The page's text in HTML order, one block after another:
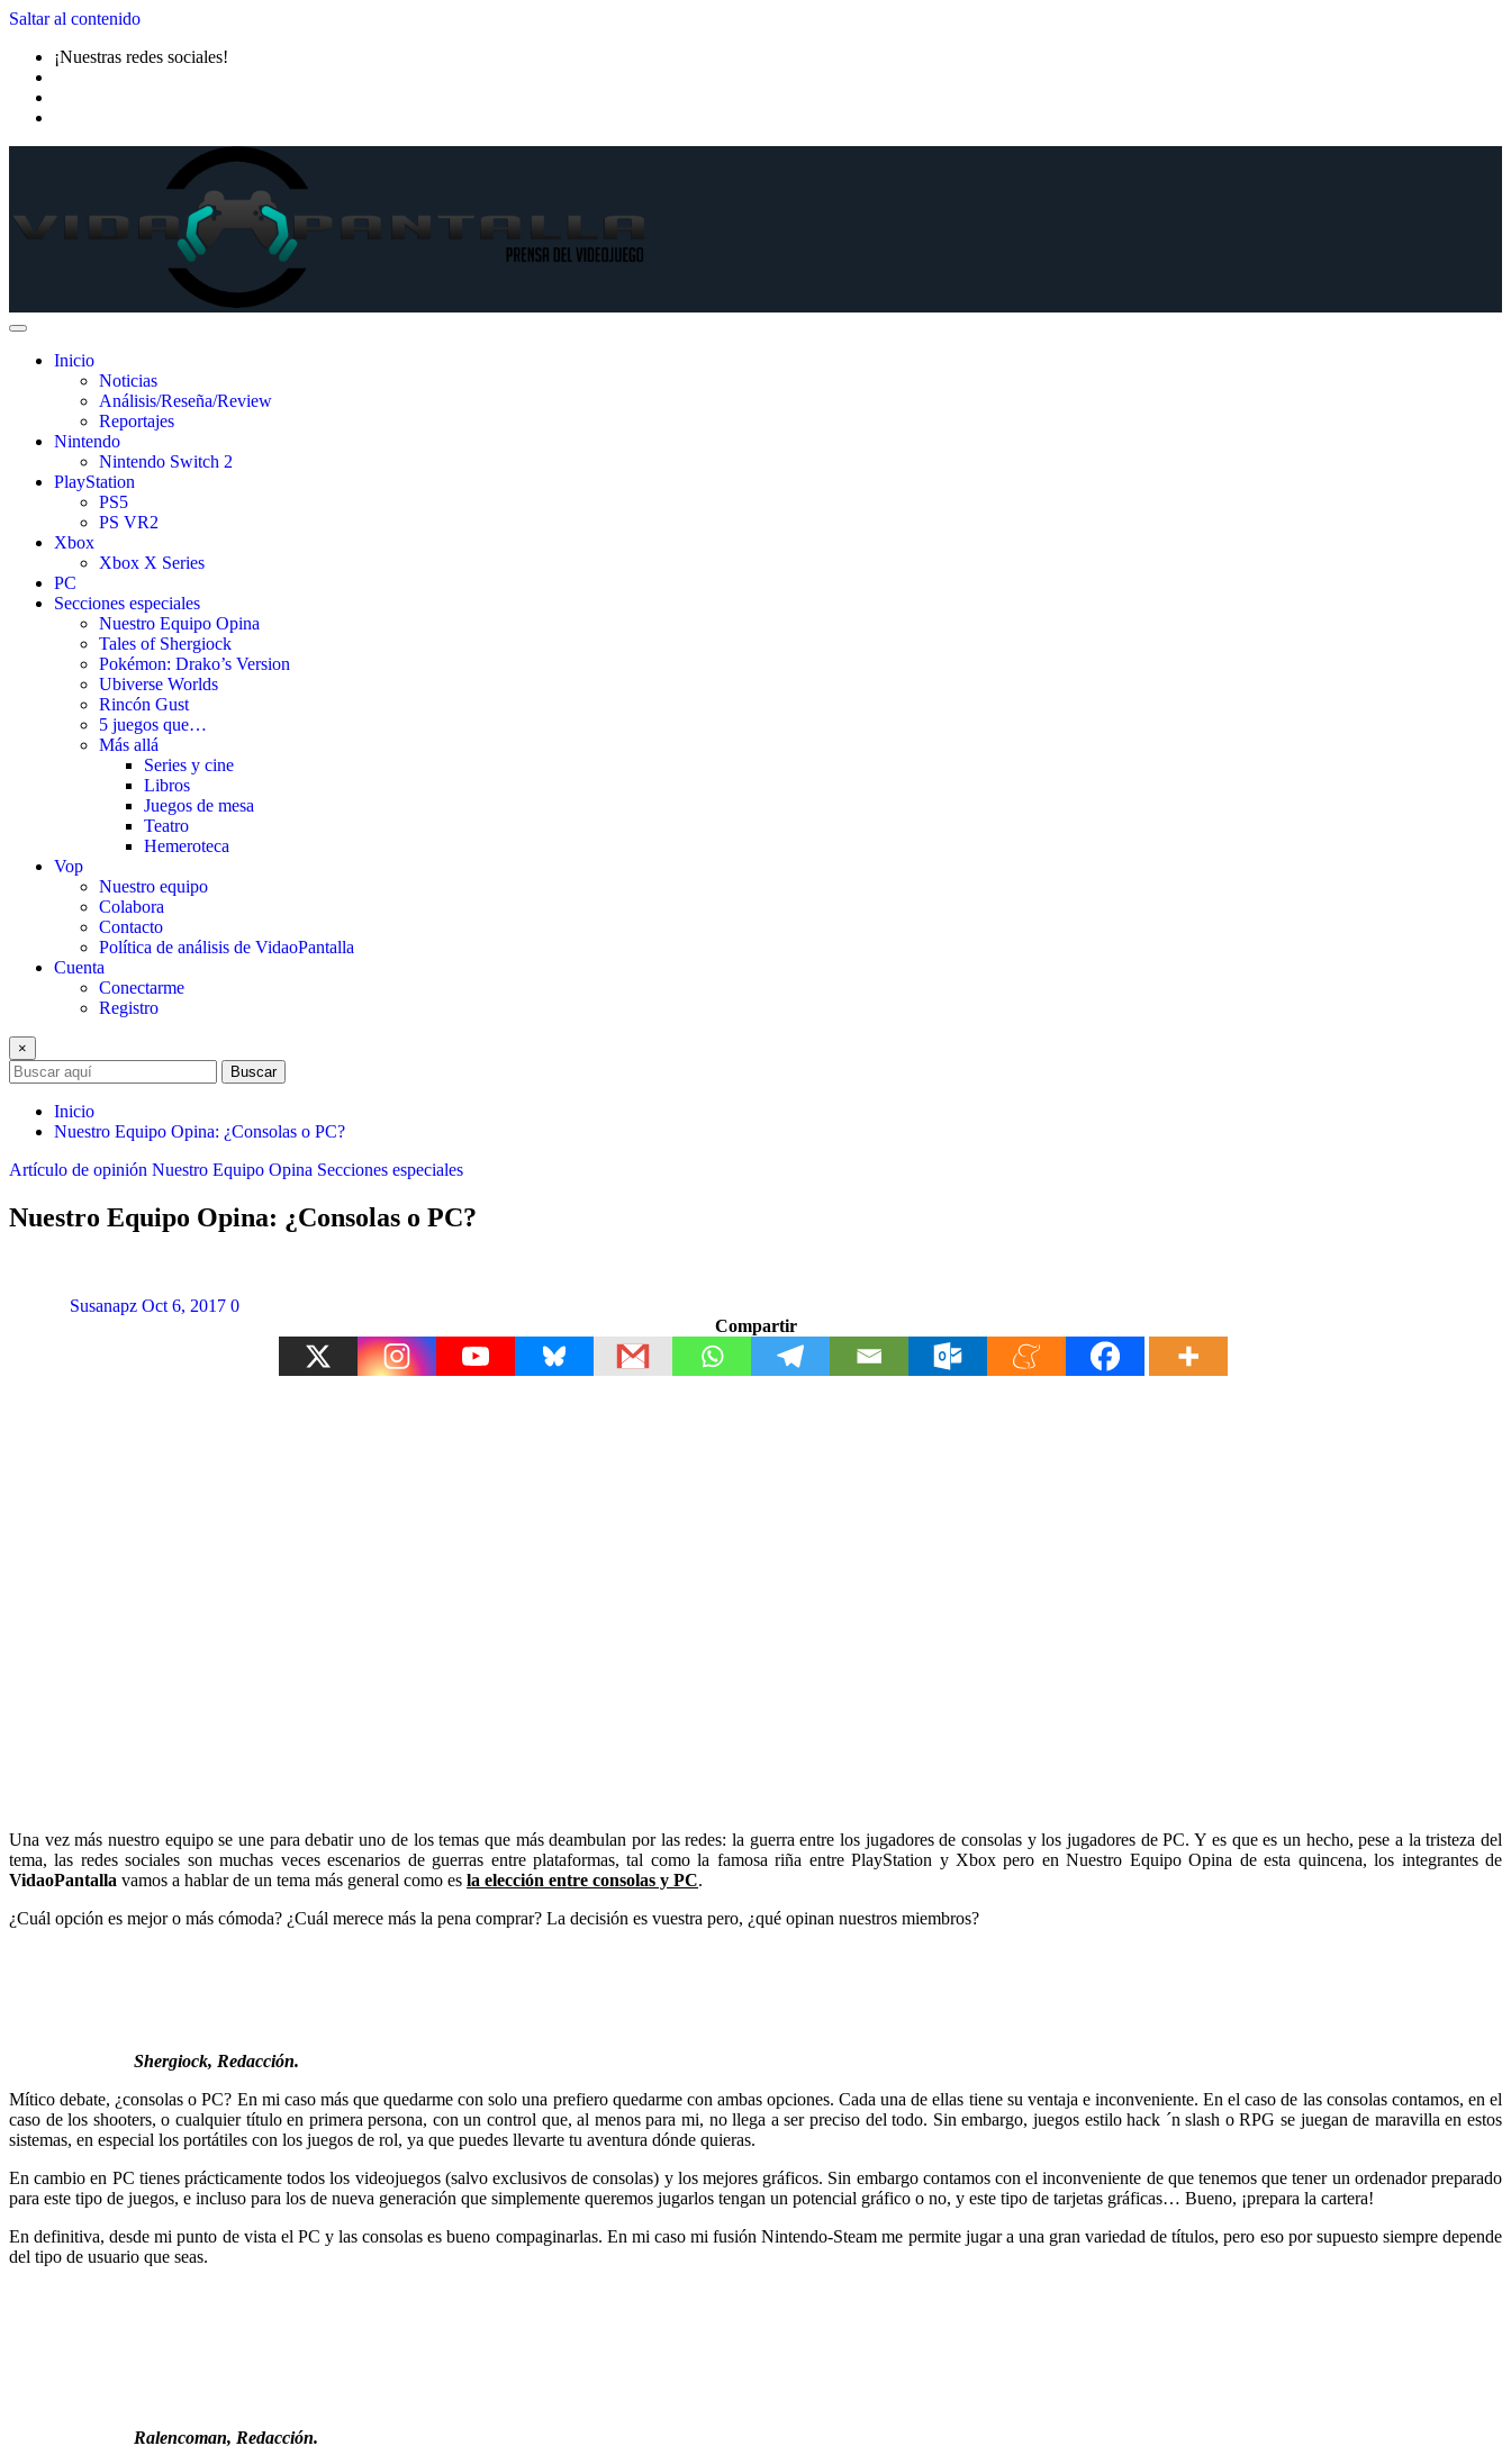
Saltar al contenido
¡Nuestras redes sociales!
Inicio
Noticias
Análisis/Reseña/Review
Reportajes
Nintendo
Nintendo Switch 2
PlayStation
PS5
PS VR2
Xbox
Xbox X Series
PC
Secciones especiales
Nuestro Equipo Opina
Tales of Shergiock
Pokémon: Drako’s Version
Ubiverse Worlds
Rincón Gust
5 juegos que…
Más allá
Series y cine
Libros
Juegos de mesa
Teatro
Hemeroteca
Vop
Nuestro equipo
Colabora
Contacto
Política de análisis de VidaoPantalla
Cuenta
Conectarme
Registro
×
Buscar
Inicio
Nuestro Equipo Opina: ¿Consolas o PC?
Artículo de opinión Nuestro Equipo Opina Secciones especiales
Nuestro Equipo Opina: ¿Consolas o PC?
Susanapz Oct 6, 2017 0
Compartir
Una vez más nuestro equipo se une para debatir uno de los temas que más deambulan por las redes: la guerra entre los jugadores de consolas y los jugadores de PC. Y es que es un hecho, pese a la tristeza del
tema, las redes sociales son muchas veces escenarios de guerras entre plataformas, tal como la famosa riña entre PlayStation y Xbox pero en Nuestro Equipo Opina de esta quincena, los integrantes de
VidaoPantalla vamos a hablar de un tema más general como es la elección entre consolas y PC.
¿Cuál opción es mejor o más cómoda? ¿Cuál merece más la pena comprar? La decisión es vuestra pero, ¿qué opinan nuestros miembros?
Shergiock, Redacción.
Mítico debate, ¿consolas o PC? En mi caso más que quedarme con solo una prefiero quedarme con ambas opciones. Cada una de ellas tiene su ventaja e inconveniente. En el caso de las consolas contamos, en el
caso de los shooters, o cualquier título en primera persona, con un control que, al menos para mi, no llega a ser preciso del todo. Sin embargo, juegos estilo hack ´n slash o RPG se juegan de maravilla en estos
sistemas, en especial los portátiles con los juegos de rol, ya que puedes llevarte tu aventura dónde quieras.
En cambio en PC tienes prácticamente todos los videojuegos (salvo exclusivos de consolas) y los mejores gráficos. Sin embargo contamos con el inconveniente de que tenemos que tener un ordenador preparado
para este tipo de juegos, e incluso para los de nueva generación que simplemente queremos jugarlos tengan un potencial gráfico o no, y este tipo de tarjetas gráficas… Bueno, ¡prepara la cartera!
En definitiva, desde mi punto de vista el PC y las consolas es bueno compaginarlas. En mi caso mi fusión Nintendo-Steam me permite jugar a una gran variedad de títulos, pero eso por supuesto siempre depende
del tipo de usuario que seas.
Ralencoman, Redacción.